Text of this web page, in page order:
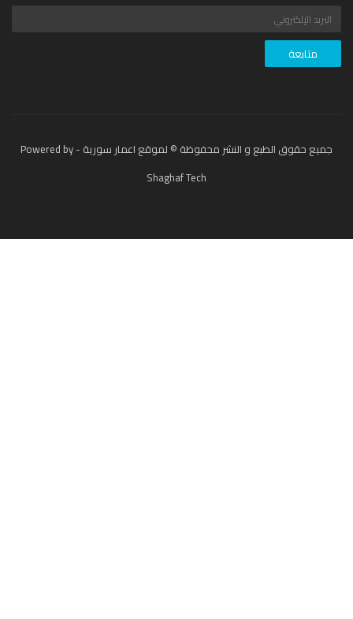
جميع حقوق الطبع و النشر محفوظة © لموقع اعمار سورية - Powered by
Shaghaf Tech